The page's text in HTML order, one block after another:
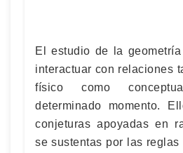
El estudio de la
interactuar con relaciones
físico como
determinado momento.
conjeturas apoyadas en
se sustentas por las reglas